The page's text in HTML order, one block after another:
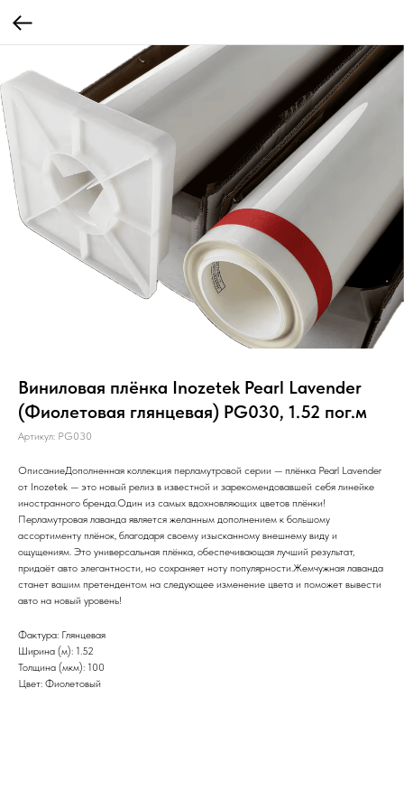
Виниловая плёнка Inozetek Pearl Lavender
(Фиолетовая глянцевая) PG030, 1.52 пог.м
Артикул: PG030
ОписаниеДополненная коллекция перламутровой серии — плёнка Pearl Lavender
от Inozetek — это новый релиз в известной и зарекомендовавшей себя линейке
иностранного бренда.Один из самых вдохновляющих цветов плёнки!
Перламутровая лаванда является желанным дополнением к большому
ассортименту плёнок, благодаря своему изысканному внешнему виду и
ощущениям. Это универсальная плёнка, обеспечивающая лучший результат,
придаёт авто элегантности, но сохраняет ноту популярности.Жемчужная лаванда
станет вашим претендентом на следующее изменение цвета и поможет вывести
авто на новый уровень!
Фактура: Глянцевая
Ширина (м): 1.52
Толщина (мкм): 100
Цвет: Фиолетовый